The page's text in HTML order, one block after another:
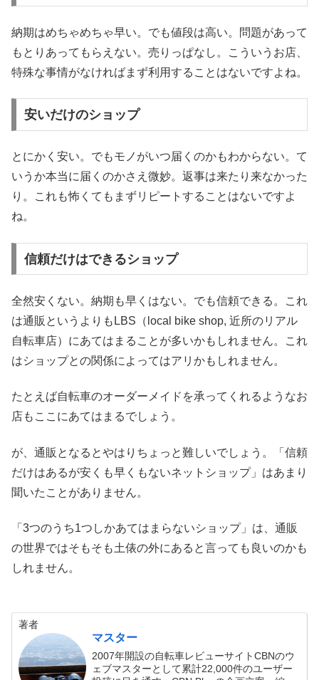
納期はめちゃめちゃ早い。でも値段は高い。問題があって
もとりあってもらえない。売りっぱなし。こういうお店、
特殊な事情がなければまず利用することはないですよね。
安いだけのショップ
とにかく安い。でもモノがいつ届くのかもわからない。て
いうか本当に届くのかさえ微妙。返事は来たり来なかった
り。これも怖くてもまずリピートすることはないですよ
ね。
信頼だけはできるショップ
全然安くない。納期も早くはない。でも信頼できる。これ
は通販というよりもLBS（local bike shop, 近所のリアル
自転車店）にあてはまることが多いかもしれません。これ
はショップとの関係によってはアリかもしれません。
たとえば自転車のオーダーメイドを承ってくれるようなお
店もここにあてはまるでしょう。
が、通販となるとやはりちょっと難しいでしょう。「信頼
だけはあるが安くも早くもないネットショップ」はあまり
聞いたことがありません。
「3つのうち1つしかあてはまらないショップ」は、通販
の世界ではそもそも土俵の外にあると言っても良いのかも
しれません。
著者
マスター
2007年開設の自転車レビューサイトCBNのウ
ェブマスターとして累計22,000件のユーザー